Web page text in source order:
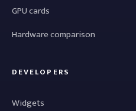
GPU cards
Hardware comparison
DEVELOPERS
Widgets